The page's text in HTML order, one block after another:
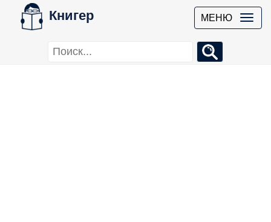
Книгер МЕНЮ